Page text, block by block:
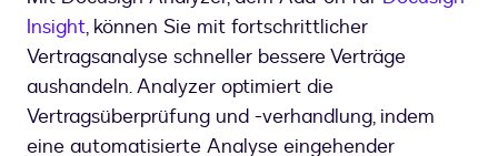
Insight, können Sie mit fortschrittlicher
Vertragsanalyse schneller bessere Verträge
aushandeln. Analyzer optimiert die
Vertragsüberprüfung und -verhandlung, indem
eine automatisierte Analyse eingehender